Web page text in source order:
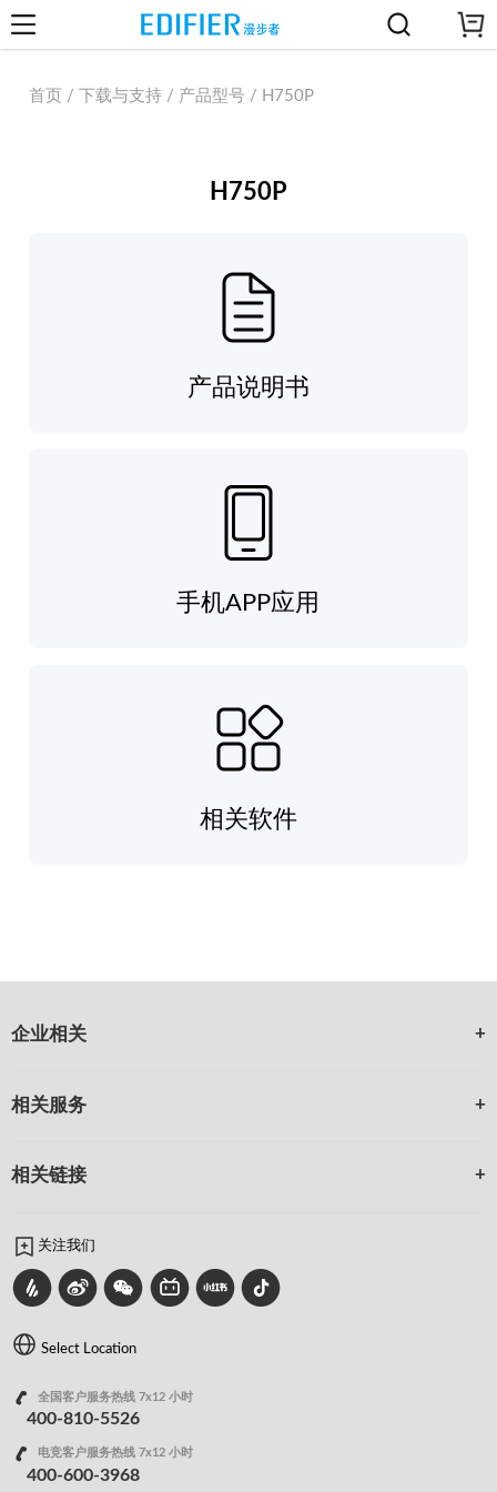
首页 / 下载与支持 / 产品型号 / H750P
H750P
产品说明书
手机APP应用
相关软件
企业相关
相关服务
相关链接
关注我们
Select Location
全国客户服务热线 7x12 小时
400-810-5526
电竞客户服务热线 7x12 小时
400-600-3968